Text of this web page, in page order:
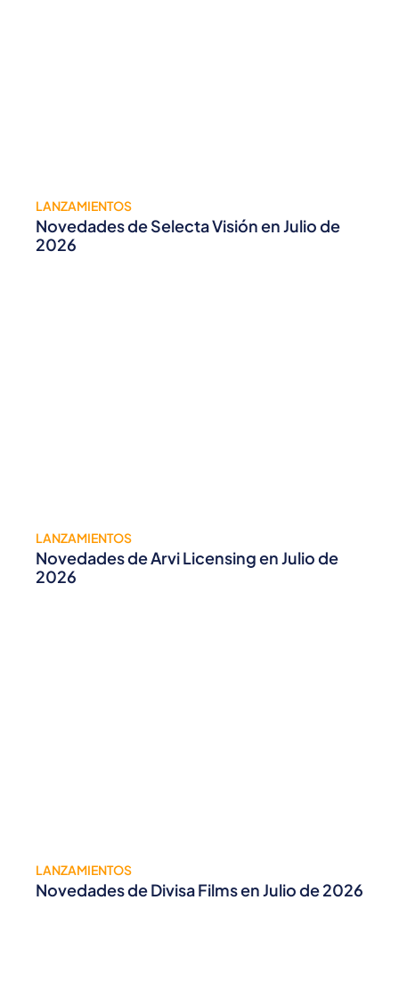
LANZAMIENTOS
Novedades de Selecta Visión en Julio de
2026
LANZAMIENTOS
Novedades de Arvi Licensing en Julio de
2026
LANZAMIENTOS
Novedades de Divisa Films en Julio de 2026